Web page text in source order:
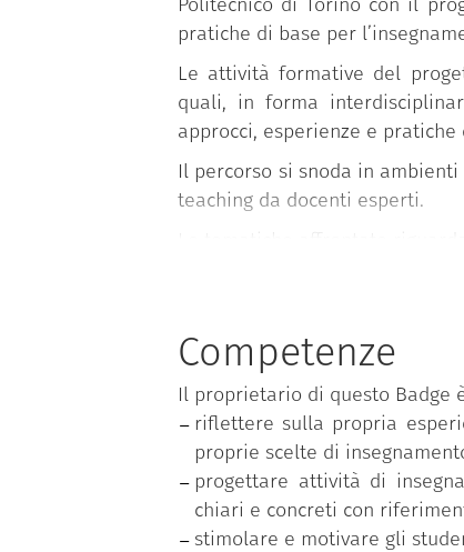
Politecnico di Torino con il
pratiche di base per
Le attività formative del
quali, in forma
approcci, esperienze e
Il percorso si snoda in
teaching da docenti esperti.
Metodologie e approcci di
Team based learning;
Micro-teaching e
Tecnologie e ambienti per
Valutazione didattica;
Assessment of/for learning;
Prove oggettive e rubriche
Competenze
Il proprietario di questo Badge
riflettere sulla propria
proprie scelte di
progettare attività di
chiari e concreti con
stimolare e motivare gli